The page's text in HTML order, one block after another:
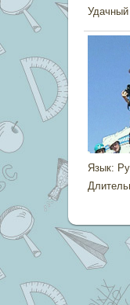
Язык: